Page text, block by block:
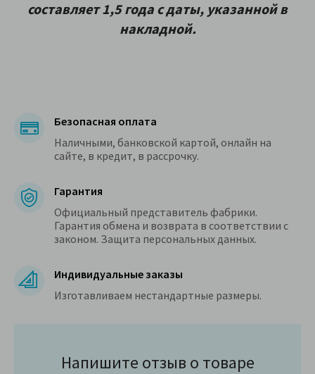
составляет 1,5 года с даты, указанной в
накладной.
Безопасная оплата
Наличными, банковской картой, онлайн на
сайте, в кредит, в рассрочку.
Гарантия
Официальный представитель фабрики.
Гарантия обмена и возврата в соответствии с
законом. Защита персональных данных.
Индивидуальные заказы
Изготавливаем нестандартные размеры.
Напишите отзыв о товаре